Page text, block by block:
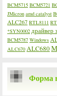
BCM5715 BCM5721
JMicron amd catalyst
ALC267 RTL8111
*SYN0002 драйвер
BCM5787 Windows
ALC670 ALC680
Форма